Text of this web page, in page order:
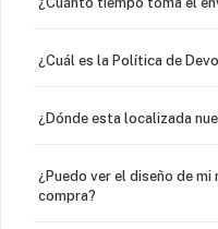
¿Cuál es la Política de
¿Dónde esta localizada
¿Puedo ver el diseño de
compra?